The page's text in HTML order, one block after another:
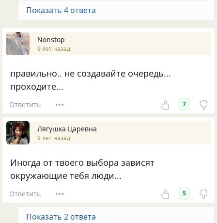
Показать 4 ответа
Nonstop
9 лет назад
правильно.. не создавайте очередь...
проходите...
Ответить 7
Лягушка Царевна
9 лет назад
Иногда от твоего выбора зависят
окружающие тебя люди...
Ответить 5
Показать 2 ответа